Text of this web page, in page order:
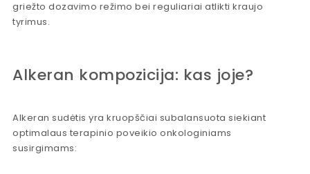
griežto dozavimo režimo bei reguliariai atlikti kraujo
tyrimus.
Alkeran kompozicija: kas joje?
Alkeran sudėtis yra kruopščiai subalansuota siekiant
optimalaus terapinio poveikio onkologiniams
susirgimams: